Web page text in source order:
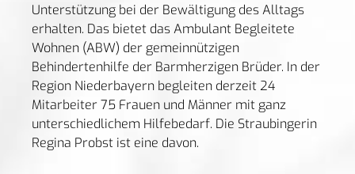
Unterstützung bei der Bewältigung des Alltags
erhalten. Das bietet das Ambulant Begleitete
Wohnen (ABW) der gemeinnützigen
Behindertenhilfe der Barmherzigen Brüder. In der
Region Niederbayern begleiten derzeit 24
Mitarbeiter 75 Frauen und Männer mit ganz
unterschiedlichem Hilfebedarf. Die Straubingerin
Regina Probst ist eine davon.